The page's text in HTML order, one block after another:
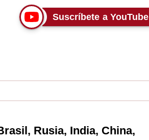
Suscríbete a YouTube
Rusia, India, China,